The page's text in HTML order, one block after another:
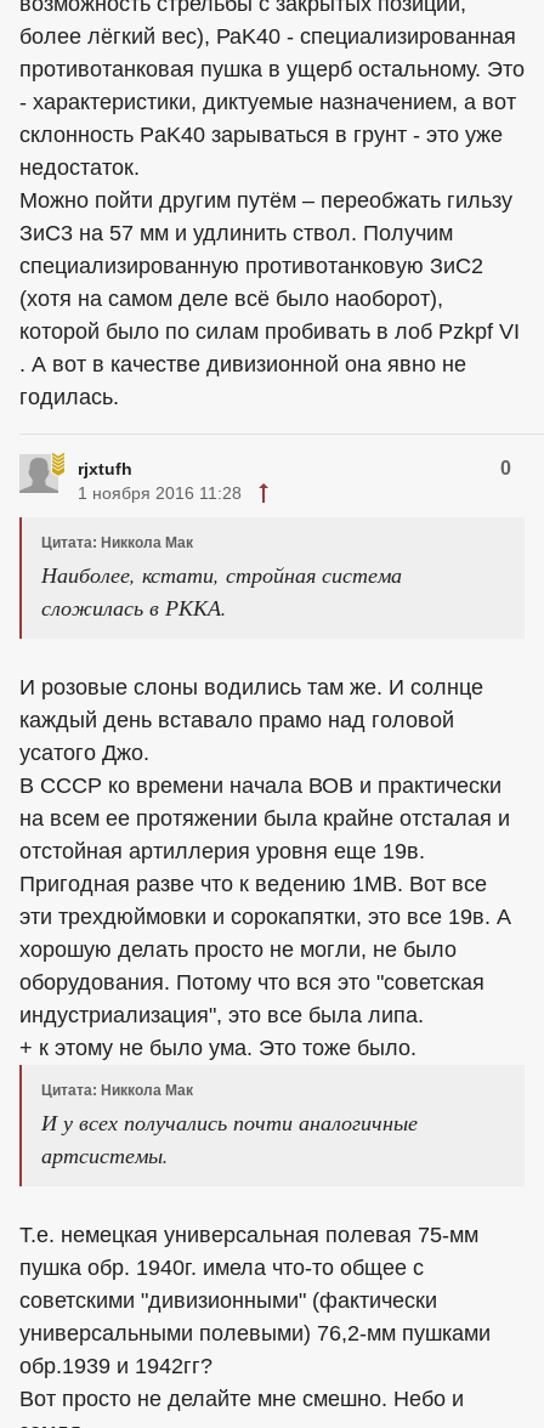
более лёгкий вес), РаK40 - специализированная
противотанковая пушка в ущерб остальному. Это
- характеристики, диктуемые назначением, а вот
склонность PaK40 зарываться в грунт - это уже
недостаток.
Можно пойти другим путём – переобжать гильзу
ЗиС3 на 57 мм и удлинить ствол. Получим
специализированную противотанковую ЗиС2
(хотя на самом деле всё было наоборот),
которой было по силам пробивать в лоб Pzkpf VI
. А вот в качестве дивизионной она явно не
годилась.
rjxtufh 0
1 ноября 2016 11:28
Цитата: Никкола Мак
Наиболее, кстати, стройная система
сложилась в РККА.
И розовые слоны водились там же. И солнце
каждый день вставало прамо над головой
усатого Джо.
В СССР ко времени начала ВОВ и практически
на всем ее протяжении была крайне отсталая и
отстойная артиллерия уровня еще 19в.
Пригодная разве что к ведению 1МВ. Вот все
эти трехдюймовки и сорокапятки, это все 19в. А
хорошую делать просто не могли, не было
оборудования. Потому что вся это "советская
индустриализация", это все была липа.
+ к этому не было ума. Это тоже было.
Цитата: Никкола Мак
И у всех получались почти аналогичные
артсистемы.
Т.е. немецкая универсальная полевая 75-мм
пушка обр. 1940г. имела что-то общее с
советскими "дивизионными" (фактически
универсальными полевыми) 76,2-мм пушками
обр.1939 и 1942гг?
Вот просто не делайте мне смешно. Небо и